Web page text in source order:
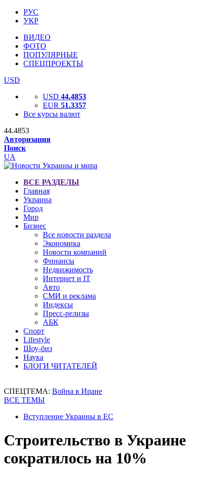
РУС
УКР
ВИДЕО
ФОТО
ПОПУЛЯРНЫЕ
СПЕЦПРОЕКТЫ
USD
USD 44.4853
EUR 51.3357
Все курсы валют
44.4853
Авторизация
Поиск
UA
ВСЕ РАЗДЕЛЫ
Главная
Украина
Город
Мир
Бизнес
Все новости раздела
Экономика
Новости компаний
Финансы
Недвижимость
Интернет и IT
Авто
СМИ и реклама
Индексы
Пресс-релизы
АБК
Спорт
Lifestyle
Шоу-биз
Наука
БЛОГИ ЧИТАТЕЛЕЙ
СПЕЦТЕМА: Война в Иране
ВСЕ ТЕМЫ
Вступление Украины в ЕС
Строительство в Украине
сократилось на 10%